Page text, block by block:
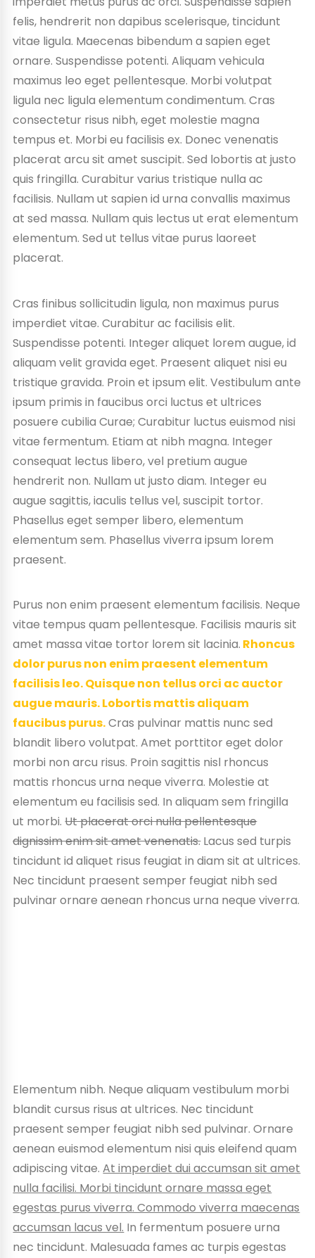
felis, hendrerit non dapibus scelerisque, tincidunt
vitae ligula. Maecenas bibendum a sapien eget
ornare. Suspendisse potenti. Aliquam vehicula
maximus leo eget pellentesque. Morbi volutpat
ligula nec ligula elementum condimentum. Cras
consectetur risus nibh, eget molestie magna
tempus et. Morbi eu facilisis ex. Donec venenatis
placerat arcu sit amet suscipit. Sed lobortis at justo
quis fringilla. Curabitur varius tristique nulla ac
facilisis. Nullam ut sapien id urna convallis maximus
at sed massa. Nullam quis lectus ut erat elementum
elementum. Sed ut tellus vitae purus laoreet
placerat.
Cras finibus sollicitudin ligula, non maximus purus
imperdiet vitae. Curabitur ac facilisis elit.
Suspendisse potenti. Integer aliquet lorem augue, id
aliquam velit gravida eget. Praesent aliquet nisi eu
tristique gravida. Proin et ipsum elit. Vestibulum ante
ipsum primis in faucibus orci luctus et ultrices
posuere cubilia Curae; Curabitur luctus euismod nisi
vitae fermentum. Etiam at nibh magna. Integer
consequat lectus libero, vel pretium augue
hendrerit non. Nullam ut justo diam. Integer eu
augue sagittis, iaculis tellus vel, suscipit tortor.
Phasellus eget semper libero, elementum
elementum sem. Phasellus viverra ipsum lorem
praesent.
Purus non enim praesent elementum facilisis. Neque
vitae tempus quam pellentesque. Facilisis mauris sit
amet massa vitae tortor lorem sit lacinia. Rhoncus
dolor purus non enim praesent elementum
facilisis leo. Quisque non tellus orci ac auctor
augue mauris. Lobortis mattis aliquam
faucibus purus.Cras pulvinar mattis nunc sed
blandit libero volutpat. Amet porttitor eget dolor
morbi non arcu risus. Proin sagittis nisl rhoncus
mattis rhoncus urna neque viverra. Molestie at
elementum eu facilisis sed. In aliquam sem fringilla
ut morbi.Ut placerat orci nulla pellentesque
dignissim enim sit amet venenatis.Lacus sed turpis
tincidunt id aliquet risus feugiat in diam sit at ultrices.
Nec tincidunt praesent semper feugiat nibh sed
pulvinar ornare aenean rhoncus urna neque viverra.
Elementum nibh. Neque aliquam vestibulum morbi
blandit cursus risus at ultrices. Nec tincidunt
praesent semper feugiat nibh sed pulvinar. Ornare
aenean euismod elementum nisi quis eleifend quam
adipiscing vitae.At imperdiet dui accumsan sit amet
nulla facilisi. Morbi tincidunt ornare massa eget
egestas purus viverra. Commodo viverra maecenas
accumsan lacus vel. In fermentum posuere urna
nec tincidunt. Malesuada fames ac turpis egestas